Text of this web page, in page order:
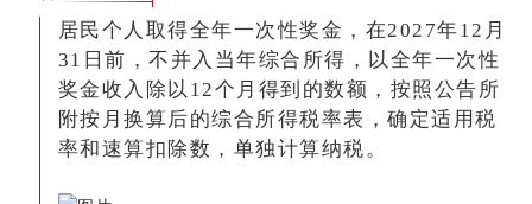
居民个人取得全年一次性奖金，在2027年12月
31日前，不并入当年综合所得，以全年一次性
奖金收入除以12个月得到的数额，按照公告所
附按月换算后的综合所得税率表，确定适用税
率和速算扣除数，单独计算纳税。